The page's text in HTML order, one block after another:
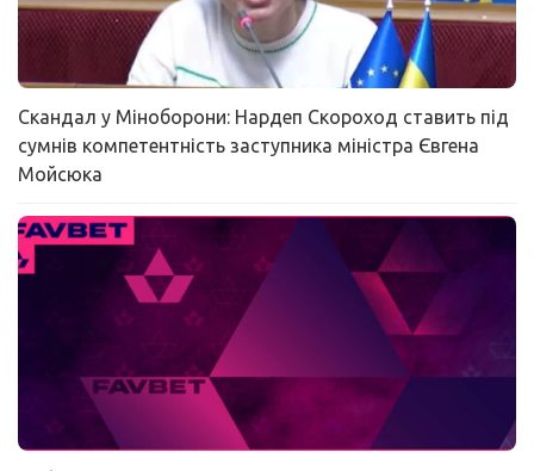
Скандал у Міноборони: Нардеп Скороход ставить під
сумнів компетентність заступника міністра Євгена
Мойсюка